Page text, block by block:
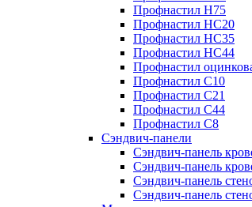
Профнастил Н75
Профнастил НС20
Профнастил НС35
Профнастил НС44
Профнастил
Профнастил С10
Профнастил С21
Профнастил С44
Профнастил С8
Сэндвич-панели
Сэндвич-панель
Сэндвич-панель
Сэндвич-панель
Сэндвич-панель